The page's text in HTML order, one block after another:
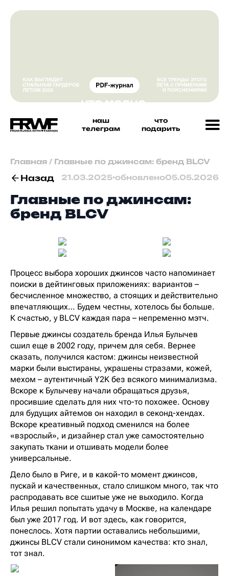
наш
телеграм
что
подарить
Главная / Главные по джинсам: бренд BLCV
Назад 21.03.2025•обновлено05.05.2026
Главные по джинсам:
бренд BLCV
Процесс выбора хороших джинсов часто напоминает
поиски в дейтинговых приложениях: вариантов –
бесчисленное множество, а стоящих и действительно
впечатляющих… Будем честны, хотелось бы больше.
К счастью, у BLCV каждая пара – непременно мэтч.
Первые джинсы создатель бренда Илья Булычев
сшил еще в 2002 году, причем для себя. Вернее
сказать, получился кастом: джинсы неизвестной
марки были выстираны, украшены стразами, кожей,
мехом – аутентичный Y2K без всякого минимализма.
Вскоре к Булычеву начали обращаться друзья,
просившие сделать для них что-то похожее. Основу
для будущих айтемов он находил в секонд-хендах.
Вскоре креативный подход сменился на более
«взрослый», и дизайнер стал уже самостоятельно
закупать ткани и отшивать модели более
универсальные.
Дело было в Риге, и в какой-то момент джинсов,
пускай и качественных, стало слишком много, так что
распродавать все сшитые уже не выходило. Когда
Илья решил попытать удачу в Москве, на календаре
был уже 2017 год. И вот здесь, как говорится,
понеслось. Хотя партии оставались небольшими,
джинсы BLCV стали синонимом качества: кто знал,
тот знал.